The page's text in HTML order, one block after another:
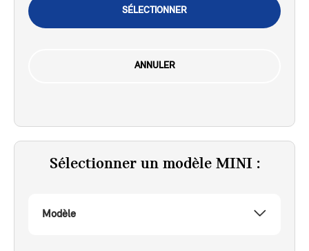
SÉLECTIONNER
ANNULER
Sélectionner un modèle MINI :
Modèle